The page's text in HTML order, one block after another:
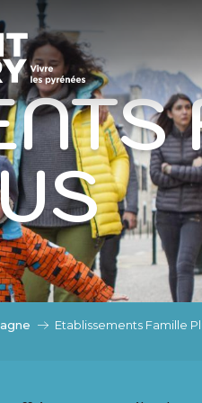
Etablissements Famille